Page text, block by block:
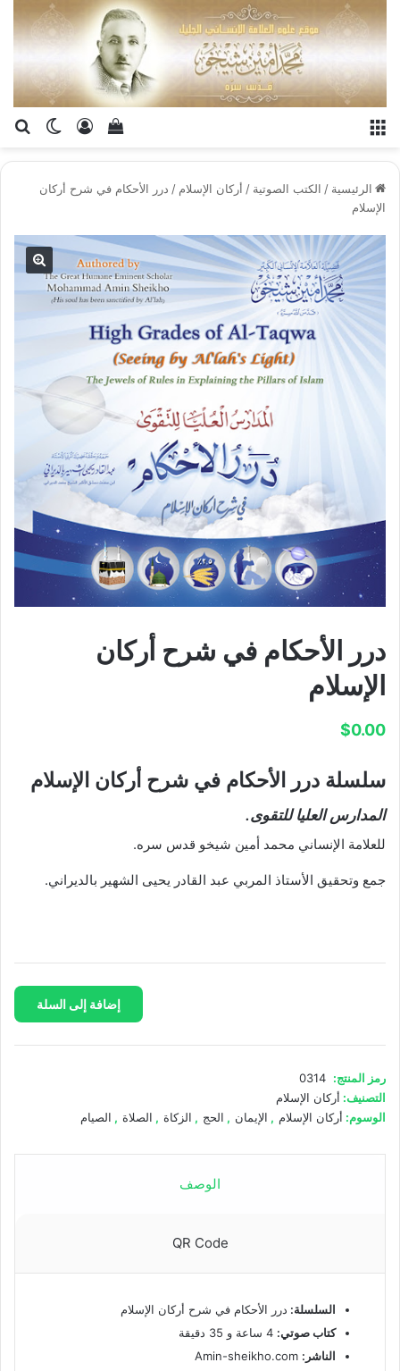
الوضعتسجيل
إستعراض سلة
الرئيسية / الكتب الصوتية / أركان الإسلام / درر الأحكام في شرح أركان
الإسلام
درر الأحكام في شرح أركان
الإسلام
$0.00
سلسلة درر الأحكام في شرح أركان الإسلام
المدارس العليا للتقوى.
للعلامة الإنساني محمد أمين شيخو قدس سره.
جمع وتحقيق الأستاذ المربي عبد القادر يحيى الشهير بالديراني.
في
أركان
الإسلام
إضافة إلى السلة
رمز المنتج: 0314
التصنيف: أركان الإسلام
الوسوم: أركان الإسلام , الإيمان , الحج , الزكاة , الصلاة , الصيام
الوصف
QR Code
السلسلة: درر الأحكام في شرح أركان الإسلام
كتاب صوتي:
الناشر: